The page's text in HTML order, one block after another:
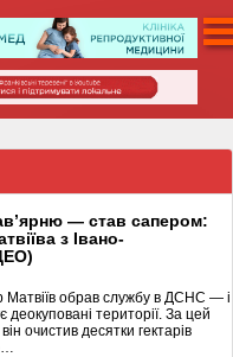
— став сапером:
з Івано-
Матвіїв обрав службу в ДСНС — і
деокуповані території. За цей
очистив десятки гектарів